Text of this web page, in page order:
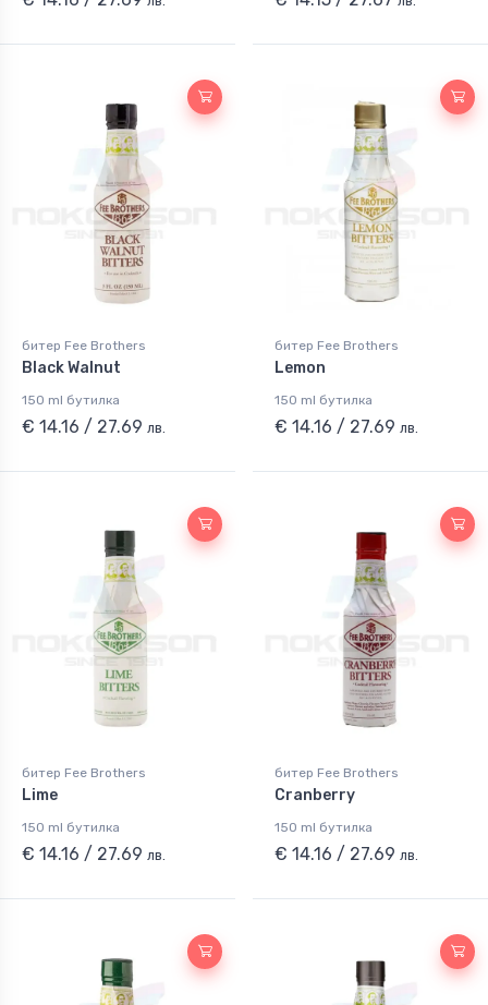
битер Fee Brothers
Black Walnut
150 ml бутилка
€ 14.16 / 27.69 лв.
битер Fee Brothers
Lemon
150 ml бутилка
€ 14.16 / 27.69 лв.
битер Fee Brothers
Lime
150 ml бутилка
€ 14.16 / 27.69 лв.
битер Fee Brothers
Cranberry
150 ml бутилка
€ 14.16 / 27.69 лв.